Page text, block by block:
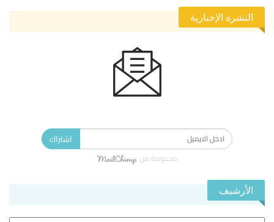
النشرة الإخبارية
اشتراك
مدعومة من
الأرشيف